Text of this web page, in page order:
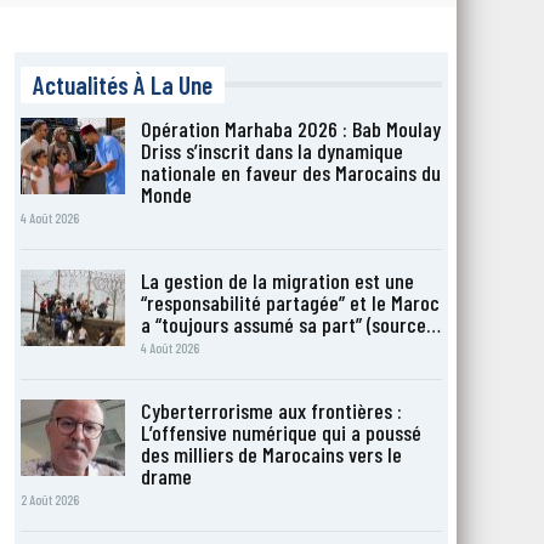
Actualités À La Une
Opération Marhaba 2026 : Bab Moulay
Driss s’inscrit dans la dynamique
nationale en faveur des Marocains du
Monde
4 Août 2026
La gestion de la migration est une
“responsabilité partagée” et le Maroc
a “toujours assumé sa part” (source…
4 Août 2026
Cyberterrorisme aux frontières :
L’offensive numérique qui a poussé
des milliers de Marocains vers le
drame
2 Août 2026